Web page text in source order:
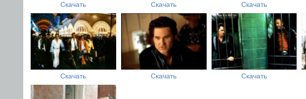
Скачать Скачать Скачать
Скачать Скачать Скачать